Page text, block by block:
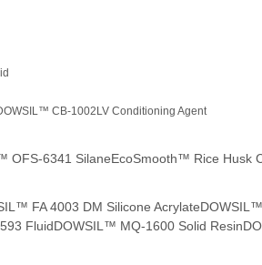
CB-1002LV Conditioning Agent
OFS-6341 SilaneEcoSmooth™ Rice Husk
FA 4003 DM Silicone Acrylate
FluidDOWSIL™ MQ-1600 Solid Resin